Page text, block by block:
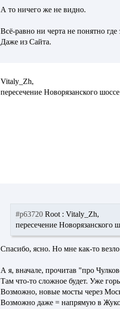
А то ничего же не видно.
Всё-равно ни черта не понятно где
Даже из Сайта.
Vitaly_Zh,
пересечение Новорязанского
#p63720 Root : Vitaly_Zh,
пересечение Новорязанского
Спасибо, ясно. Но мне как-то
А я, вначале, прочитав "про
Там что-то сложное будет. Уже
Возможно, новые мосты через
Возможно даже = напрямую в